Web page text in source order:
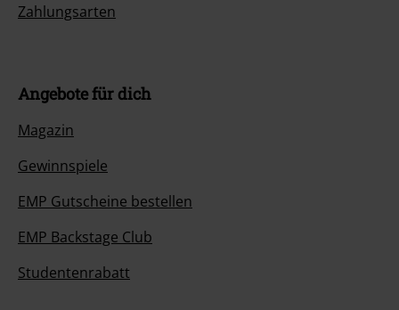
Zahlungsarten
Angebote für dich
Magazin
Gewinnspiele
EMP Gutscheine bestellen
EMP Backstage Club
Studentenrabatt